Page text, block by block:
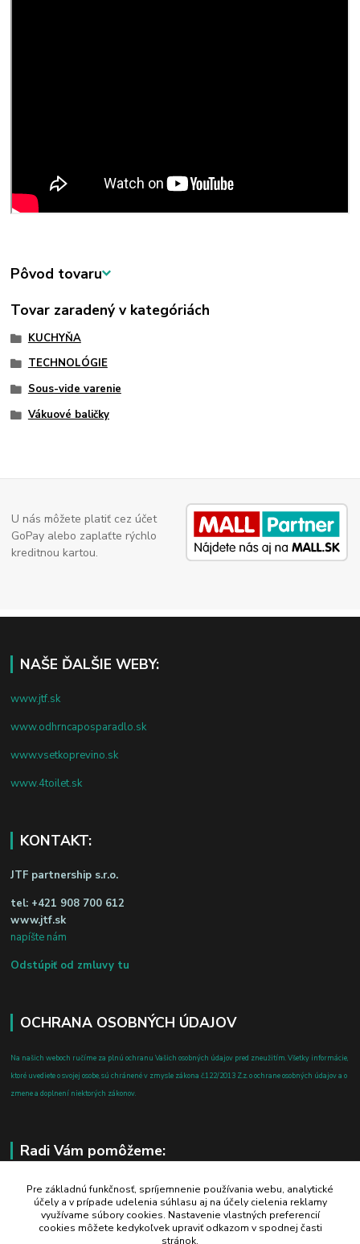
Pôvod tovaru
Tovar zaradený v kategóriách
KUCHYŇA
TECHNOLÓGIE
Sous-vide varenie
Vákuové baličky
U nás môžete platiť cez účet
GoPay alebo zaplaťte rýchlo
kreditnou kartou.
NAŠE ĎALŠIE WEBY:
www.jtf.sk
www.odhrncaposparadlo.sk
www.vsetkoprevino.sk
www.4toilet.sk
KONTAKT:
JTF partnership s.r.o.
tel: +421 908 700 612
www.jtf.sk
napíšte nám
Odstúpiť od zmluvy tu
OCHRANA OSOBNÝCH ÚDAJOV
Na našich weboch ručíme za plnú ochranu Vašich osobných údajov pred zneužitím. Všetky informácie,
ktoré uvediete o svojej osobe, sú chránené v zmysle zákona č.122/2013 Z.z. o ochrane osobných údajov a o
zmene a doplnení niektorých zákonov.
Radi Vám pomôžeme:
+421 908 700 612
po-pia: 8.00 - 16.00
business@jtf.sk
Pre základnú funkčnosť, spríjemnenie používania webu, analytické
účely a v prípade udelenia súhlasu aj na účely cielenia reklamy
využívame súbory cookies. Nastavenie vlastných preferencií
cookies môžete kedykoľvek upraviť odkazom v spodnej časti
stránok.